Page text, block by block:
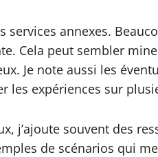
services annexes.
Cela peut sembler
Je note aussi les
les expériences sur
j’ajoute souvent des
de scénarios qui